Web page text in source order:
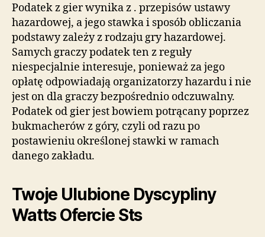
Podatek z gier wynika z . przepisów ustawy
hazardowej, a jego stawka i sposób obliczania
podstawy zależy z rodzaju gry hazardowej.
Samych graczy podatek ten z reguły
niespecjalnie interesuje, ponieważ za jego
opłatę odpowiadają organizatorzy hazardu i nie
jest on dla graczy bezpośrednio odczuwalny.
Podatek od gier jest bowiem potrącany poprzez
bukmacherów z góry, czyli od razu po
postawieniu określonej stawki w ramach
danego zakładu.
Twoje Ulubione Dyscypliny
Watts Ofercie Sts